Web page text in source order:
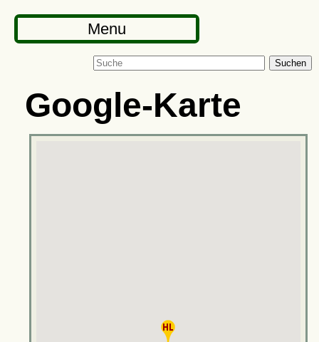
Menu
Suchen
Google-Karte